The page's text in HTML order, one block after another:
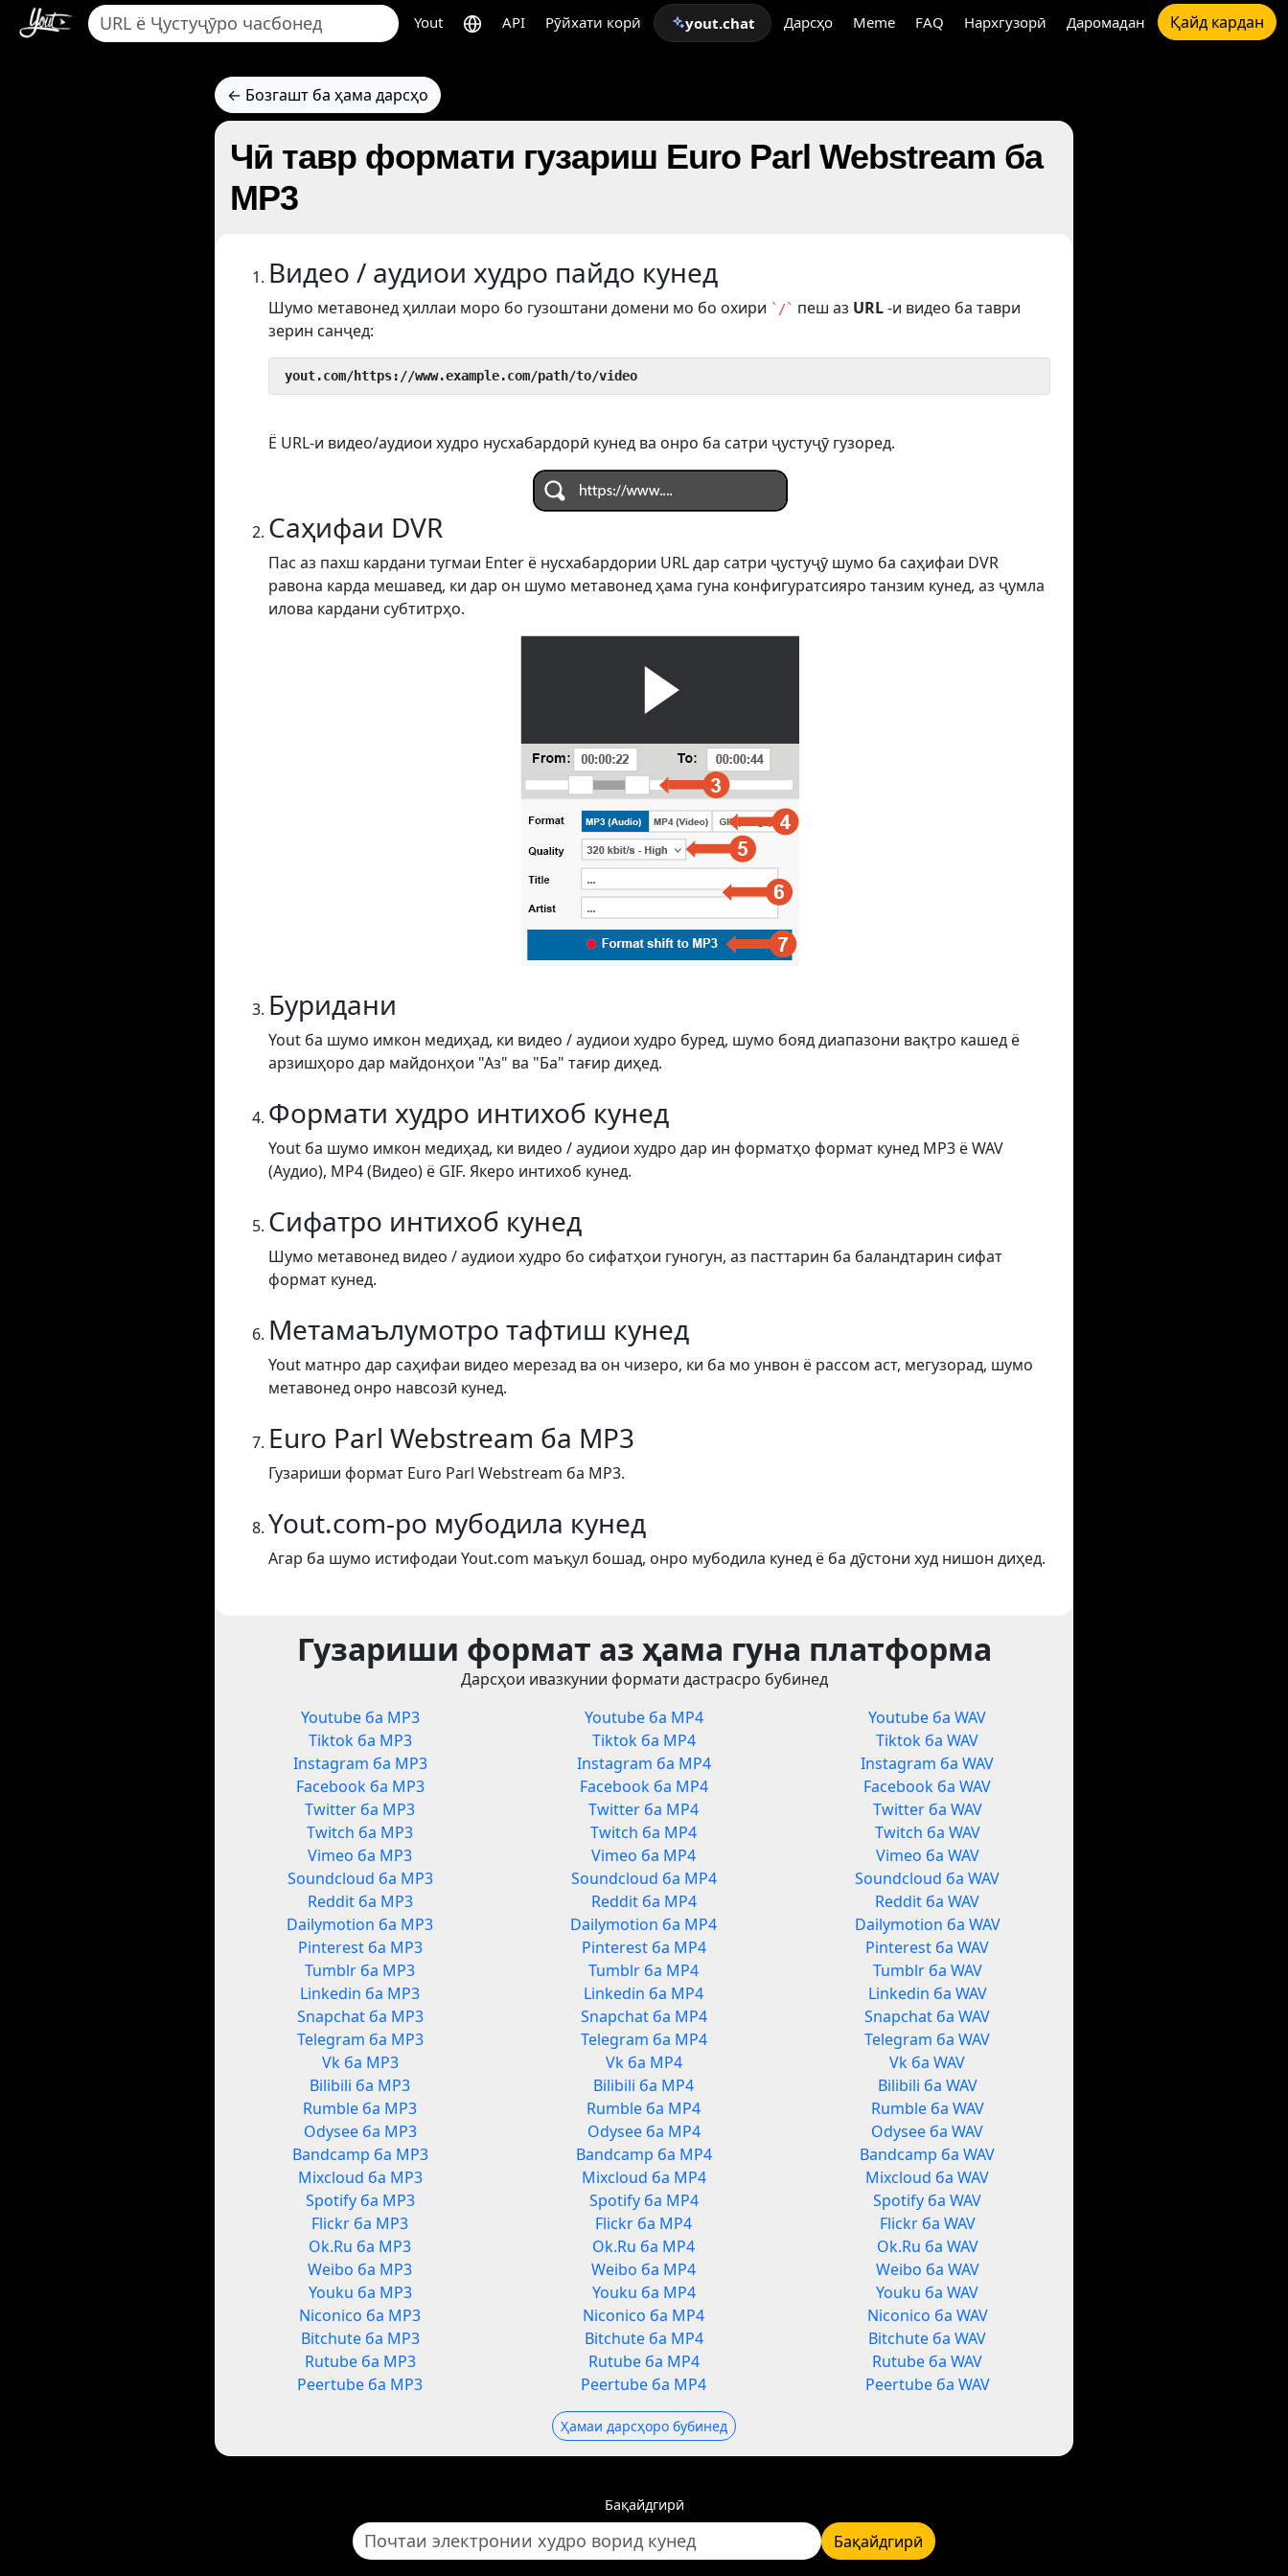
Yout API Рӯйхати корӣ yout.chat Дарсҳо Meme FAQ Нархгузорӣ Даромадан Қайд кардан
← Бозгашт ба ҳама дарсҳо
Чӣ тавр формати гузариш Euro Parl Webstream ба
MP3
Видео / аудиои худро пайдо кунед
Шумо метавонед ҳиллаи моро бо гузоштани домени мо бо охири `/` пеш аз URL-и видео ба таври
зерин санҷед:
yout.com/https://www.example.com/path/to/video
Ё URL-и видео/аудиои худро нусхабардорӣ кунед ва онро ба сатри ҷустуҷӯ гузоред.
Саҳифаи DVR
Пас аз пахш кардани тугмаи Enter ё нусхабардории URL дар сатри ҷустуҷӯ шумо ба саҳифаи DVR
равона карда мешавед, ки дар он шумо метавонед ҳама гуна конфигуратсияро танзим кунед, аз ҷумла
илова кардани субтитрҳо.
Буридани
Yout ба шумо имкон медиҳад, ки видео / аудиои худро буред, шумо бояд диапазони вақтро кашед ё
арзишҳоро дар майдонҳои "Аз" ва "Ба" тағир диҳед.
Формати худро интихоб кунед
Yout ба шумо имкон медиҳад, ки видео / аудиои худро дар ин форматҳо формат кунед MP3 ё WAV
(Аудио), MP4 (Видео) ё GIF. Якеро интихоб кунед.
Сифатро интихоб кунед
Шумо метавонед видео / аудиои худро бо сифатҳои гуногун, аз пасттарин ба баландтарин сифат
формат кунед.
Метамаълумотро тафтиш кунед
Yout матнро дар саҳифаи видео мерезад ва он чизеро, ки ба мо унвон ё рассом аст, мегузорад, шумо
метавонед онро навсозӣ кунед.
Euro Parl Webstream ба MP3
Гузариши формат Euro Parl Webstream ба MP3.
Yout.com-ро мубодила кунед
Агар ба шумо истифодаи Yout.com маъқул бошад, онро мубодила кунед ё ба дӯстони худ нишон диҳед.
Гузариши формат аз ҳама гуна платформа
Дарсҳои ивазкунии формати дастрасро бубинед
Youtube ба MP3
Tiktok ба MP3
Instagram ба MP3
Facebook ба MP3
Twitter ба MP3
Twitch ба MP3
Vimeo ба MP3
Soundcloud ба MP3
Reddit ба MP3
Dailymotion ба MP3
Pinterest ба MP3
Tumblr ба MP3
Linkedin ба MP3
Snapchat ба MP3
Telegram ба MP3
Vk ба MP3
Bilibili ба MP3
Rumble ба MP3
Odysee ба MP3
Bandcamp ба MP3
Mixcloud ба MP3
Spotify ба MP3
Flickr ба MP3
Ok.Ru ба MP3
Weibo ба MP3
Youku ба MP3
Niconico ба MP3
Bitchute ба MP3
Rutube ба MP3
Peertube ба MP3
Youtube ба MP4
Tiktok ба MP4
Instagram ба MP4
Facebook ба MP4
Twitter ба MP4
Twitch ба MP4
Vimeo ба MP4
Soundcloud ба MP4
Reddit ба MP4
Dailymotion ба MP4
Pinterest ба MP4
Tumblr ба MP4
Linkedin ба MP4
Snapchat ба MP4
Telegram ба MP4
Vk ба MP4
Bilibili ба MP4
Rumble ба MP4
Odysee ба MP4
Bandcamp ба MP4
Mixcloud ба MP4
Spotify ба MP4
Flickr ба MP4
Ok.Ru ба MP4
Weibo ба MP4
Youku ба MP4
Niconico ба MP4
Bitchute ба MP4
Rutube ба MP4
Peertube ба MP4
Youtube ба WAV
Tiktok ба WAV
Instagram ба WAV
Facebook ба WAV
Twitter ба WAV
Twitch ба WAV
Vimeo ба WAV
Soundcloud ба WAV
Reddit ба WAV
Dailymotion ба WAV
Pinterest ба WAV
Tumblr ба WAV
Linkedin ба WAV
Snapchat ба WAV
Telegram ба WAV
Vk ба WAV
Bilibili ба WAV
Rumble ба WAV
Odysee ба WAV
Bandcamp ба WAV
Mixcloud ба WAV
Spotify ба WAV
Flickr ба WAV
Ok.Ru ба WAV
Weibo ба WAV
Youku ба WAV
Niconico ба WAV
Bitchute ба WAV
Rutube ба WAV
Peertube ба WAV
Ҳамаи дарсҳоро бубинед
Бақайдгирӣ
Бақайдгирӣ